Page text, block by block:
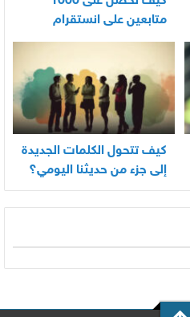
متابعين على انستقرام
بسرعة
كيف تتحول الكلمات الجديدة
إلى جزء من حديثنا اليومي؟